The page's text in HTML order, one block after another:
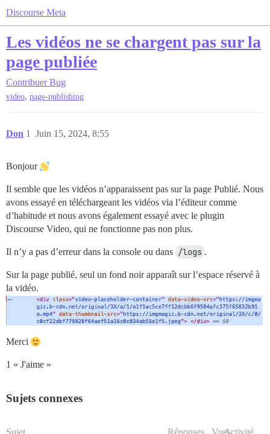
Discourse Meta
Les vidéos ne se chargent pas sur la
page publiée
Contribuer Bug
video, page-publishing
Don Juin 15, 2024, 8:55
1
Bonjour
Il semble que les vidéos n’apparaissent pas sur la page Publié. Nous
avons essayé en téléchargeant les vidéos via l’éditeur comme
d’habitude et nous avons également essayé avec le plugin
Discourse Video, qui ne fonctionne pas non plus.
Il n’y a pas d’erreur dans la console ou dans /logs .
Sur la page publié, seul un fond noir apparaît sur l’espace réservé à
la vidéo.
Merci
1 « J'aime »
Sujets connexes
Sujet Réponses VuesActivité